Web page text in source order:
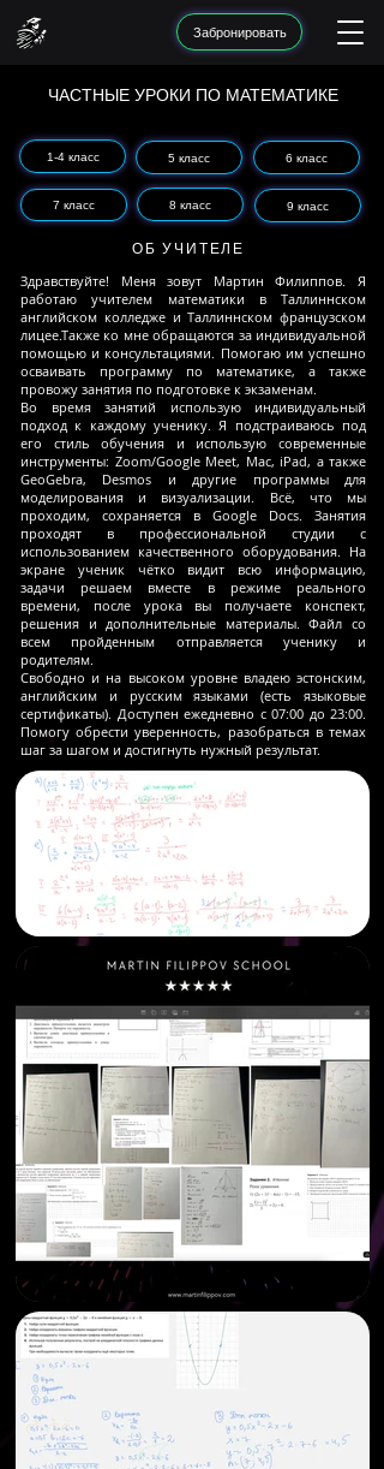
Забронировать
ЧАСТНЫЕ УРОКИ ПО МАТЕМАТИКЕ
1-4 класс 5 класс 6 класс
7 класс 8 класс 9 класс
ОБ УЧИТЕЛЕ
Здравствуйте! Меня зовут Мартин Филиппов. Я
работаю учителем математики в Таллиннском
английском колледже и Таллиннском французском
лицее.Также ко мне обращаются за индивидуальной
помощью и консультациями. Помогаю им успешно
осваивать программу по математике, а также
провожу занятия по подготовке к экзаменам.
Во время занятий использую индивидуальный
подход к каждому ученику. Я подстраиваюсь под
его стиль обучения и использую современные
инструменты: Zoom/Google Meet, Mac, iPad, а также
GeoGebra, Desmos и другие программы для
моделирования и визуализации. Всё, что мы
проходим, сохраняется в Google Docs. Занятия
проходят в профессиональной студии с
использованием качественного оборудования. На
экране ученик чётко видит всю информацию,
задачи решаем вместе в режиме реального
времени, после урока вы получаете конспект,
решения и дополнительные материалы. Файл со
всем пройденным отправляется ученику и
родителям.
Свободно и на высоком уровне владею эстонским,
английским и русским языками (есть языковые
сертификаты). Доступен ежедневно с 07:00 до 23:00.
Помогу обрести уверенность, разобраться в темах
шаг за шагом и достигнуть нужный результат.